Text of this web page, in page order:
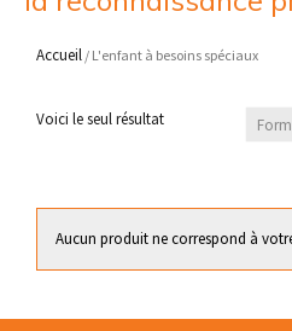
Accueil / L'enfant à besoins spéciaux
Voici le seul résultat
Aucun produit ne correspond à